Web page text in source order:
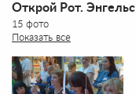
Открой Рот. Энгельс
15 фото
Показать все